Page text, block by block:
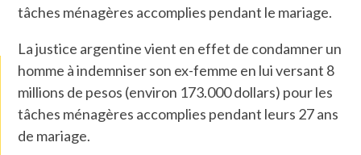
tâches ménagères accomplies pendant le mariage.
La justice argentine vient en effet de condamner un
homme à indemniser son ex-femme en lui versant 8
millions de pesos (environ 173.000 dollars) pour les
tâches ménagères accomplies pendant leurs 27 ans
de mariage.